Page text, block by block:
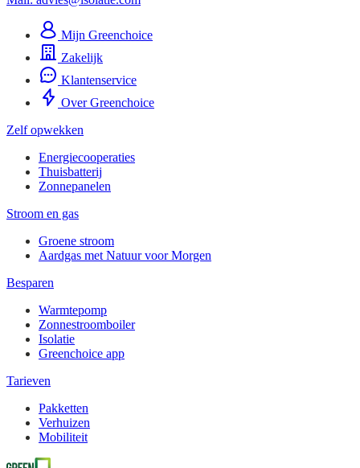
Mijn Greenchoice
Zakelijk
Klantenservice
Over Greenchoice
Zelf opwekken
Energiecooperaties
Thuisbatterij
Zonnepanelen
Stroom en gas
Groene stroom
Aardgas met Natuur voor Morgen
Besparen
Warmtepomp
Zonnestroomboiler
Isolatie
Greenchoice app
Tarieven
Pakketten
Verhuizen
Mobiliteit